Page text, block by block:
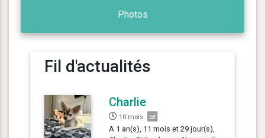
Photos
Fil d'actualités
Charlie
10 mois
A 1 an(s), 11 mois et 29 jour(s),